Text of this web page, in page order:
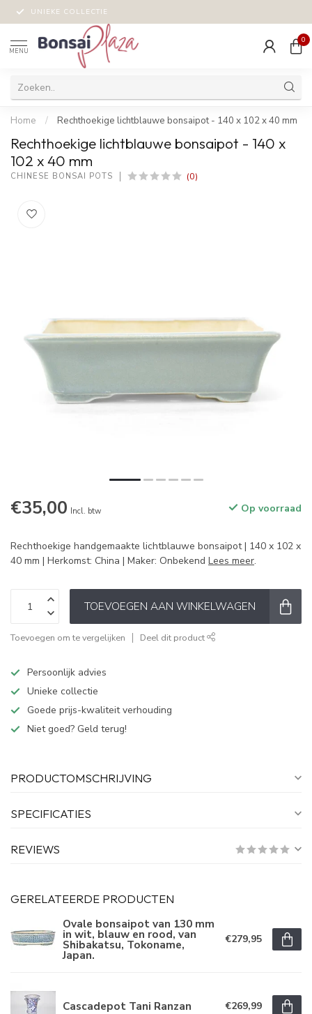
UNIEKE COLLECTIE
MENU
0
Home / Rechthoekige lichtblauwe bonsaipot - 140 x 102 x 40 mm
Rechthoekige lichtblauwe bonsaipot - 140 x
102 x 40 mm
CHINESE BONSAI POTS (0)
€35,00 Incl. btw Op voorraad
Rechthoekige handgemaakte lichtblauwe bonsaipot | 140 x 102 x
40 mm | Herkomst: China | Maker: Onbekend Lees meer.
TOEVOEGEN AAN WINKELWAGEN
Toevoegen om te vergelijken Deel dit product
Persoonlijk advies
Unieke collectie
Goede prijs-kwaliteit verhouding
Niet goed? Geld terug!
PRODUCTOMSCHRIJVING
SPECIFICATIES
REVIEWS
GERELATEERDE PRODUCTEN
Ovale bonsaipot van 130 mm
in wit, blauw en rood, van
Shibakatsu, Tokoname,
Japan.
€279,95
Cascadepot Tani Ranzan €269,99